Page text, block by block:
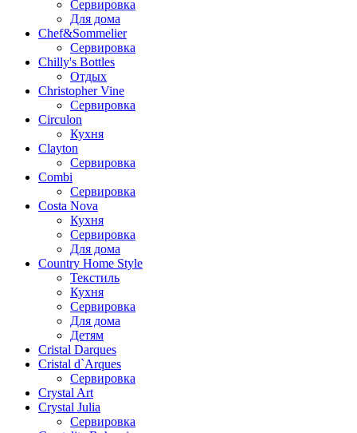
Сервировка
Для дома
Chef&Sommelier
Сервировка
Chilly's Bottles
Отдых
Christopher Vine
Сервировка
Circulon
Кухня
Clayton
Сервировка
Combi
Сервировка
Costa Nova
Кухня
Сервировка
Для дома
Country Home Style
Текстиль
Кухня
Сервировка
Для дома
Детям
Cristal Darques
Cristal d`Arques
Сервировка
Crystal Art
Crystal Julia
Сервировка